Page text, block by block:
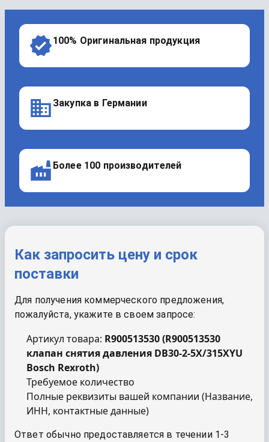
100% Оригинальная продукция
Закупка в Германии
Более 100 производителей
Как запросить цену и срок
поставки
Для получения коммерческого предложения,
пожалуйста, укажите в своем запросе:
Артикул товара: R900513530(R900513530
клапан снятия давления DB30-2-5X/315XYU
Bosch Rexroth)
Требуемое количество
Полные реквизиты вашей компании (Название,
ИНН, контактные данные)
Ответ обычно предоставляется в течении 1-3